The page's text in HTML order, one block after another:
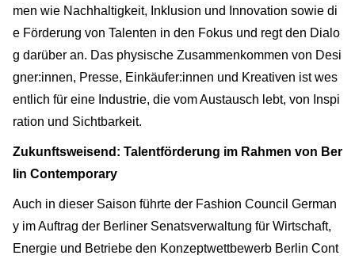
men wie Nachhaltigkeit, Inklusion und Innovation sowie di
e Förderung von Talenten in den Fokus und regt den Dialo
g darüber an. Das physische Zusammenkommen von Desi
gner:innen, Presse, Einkäufer:innen und Kreativen ist wes
entlich für eine Industrie, die vom Austausch lebt, von Inspi
ration und Sichtbarkeit.
Zukunftsweisend: Talentförderung im Rahmen von Ber
lin Contemporary
Auch in dieser Saison führte der Fashion Council German
y im Auftrag der Berliner Senatsverwaltung für Wirtschaft,
Energie und Betriebe den Konzeptwettbewerb Berlin Cont